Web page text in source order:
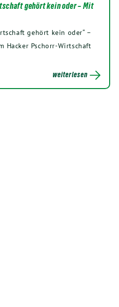
gehört kein oder – Mit
gehört kein oder“ –
Hacker Pschorr-Wir­t­­schaft
weiterlesen